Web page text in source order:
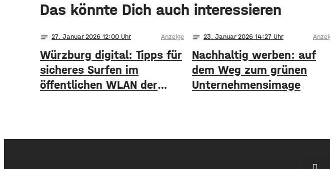
Das könnte Dich auch interessieren
notes 27. Januar 2026 12:00 Anzeige
Würzburg digital: Tipps für
sicheres Surfen im
öffentlichen WLAN der
notes 23. Januar 2026 14:27
Nachhaltig werben: auf
dem Weg zum grünen
Unternehmensimage